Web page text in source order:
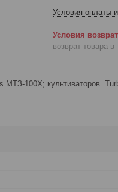
Условия оплаты
возврат товара
МТЗ-100Х; культиваторов